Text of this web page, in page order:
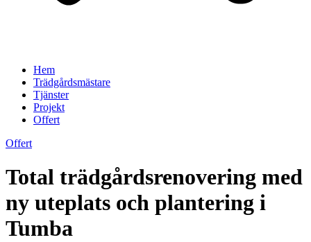
Hem
Trädgårdsmästare
Tjänster
Projekt
Offert
Offert
Total trädgårdsrenovering med
ny uteplats och plantering i
Tumba